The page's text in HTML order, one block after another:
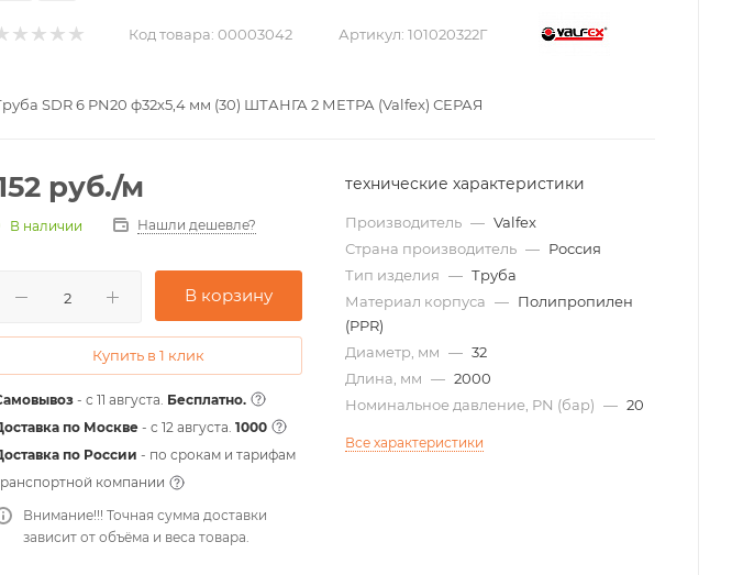
Код товара: 00003042 Артикул: 101020322Г
SDR 6 PN20 ф32х5,4 мм (30) ШТАНГА 2 МЕТРА (Valfex) СЕРАЯ
руб./м
В наличии Нашли дешевле?
В корзину
Купить в 1 клик
- с 11 августа. Бесплатно.
по Москве - c 12 августа. 1000
по России - по срокам и тарифам
компании
Внимание!!! Точная сумма доставки
зависит от объёма и веса товара.
технические характеристики
Производитель — Valfex
Страна производитель — Россия
Тип изделия — Труба
Материал корпуса — Полипропилен
(PPR)
Диаметр, мм — 32
Длина, мм — 2000
Номинальное давление, PN (бар) — 20
Все характеристики